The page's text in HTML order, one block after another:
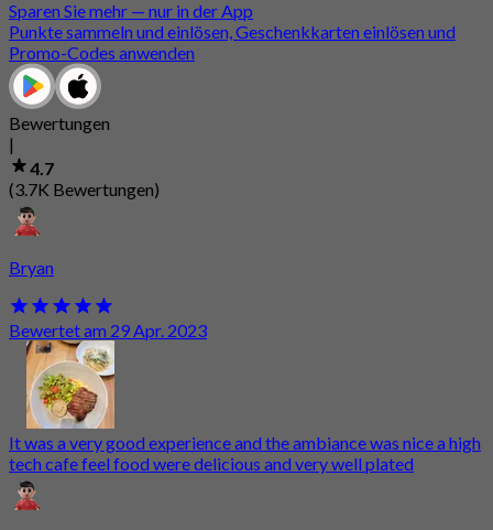
Sparen Sie mehr — nur in der App
Punkte sammeln und einlösen, Geschenkkarten einlösen und
Promo-Codes anwenden
Bewertungen
|
4.7
(3.7K Bewertungen)
Bryan
Bewertet am 29 Apr. 2023
It was a very good experience and the ambiance was nice a high
tech cafe feel food were delicious and very well plated